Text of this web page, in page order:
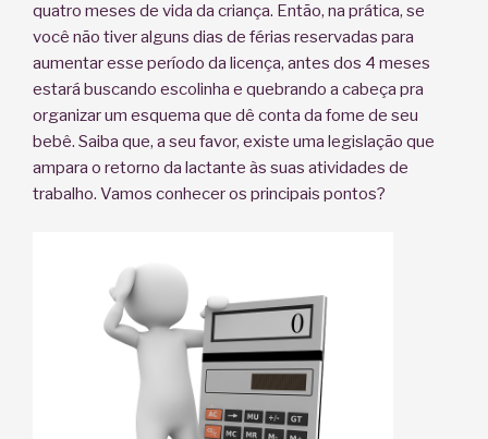
quatro meses de vida da criança. Então, na prática, se
você não tiver alguns dias de férias reservadas para
aumentar esse período da licença, antes dos 4 meses
estará buscando escolinha e quebrando a cabeça pra
organizar um esquema que dê conta da fome de seu
bebê. Saiba que, a seu favor, existe uma legislação que
ampara o retorno da lactante às suas atividades de
trabalho. Vamos conhecer os principais pontos?